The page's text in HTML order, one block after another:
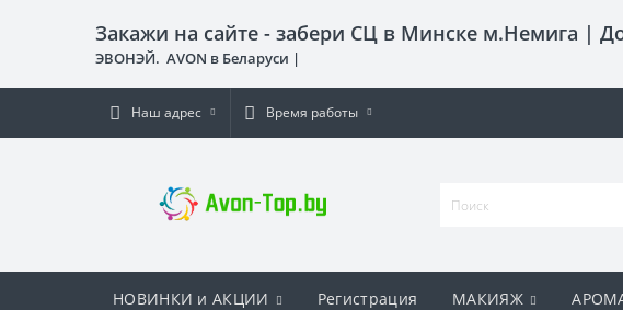
Закажи на сайте - забери СЦ в Минске м.Немига |
ЭВОНЭЙ. AVON в Беларуси |
Наш адрес Время работы
НОВИНКИ и АКЦИИ Регистрация МАКИЯЖ